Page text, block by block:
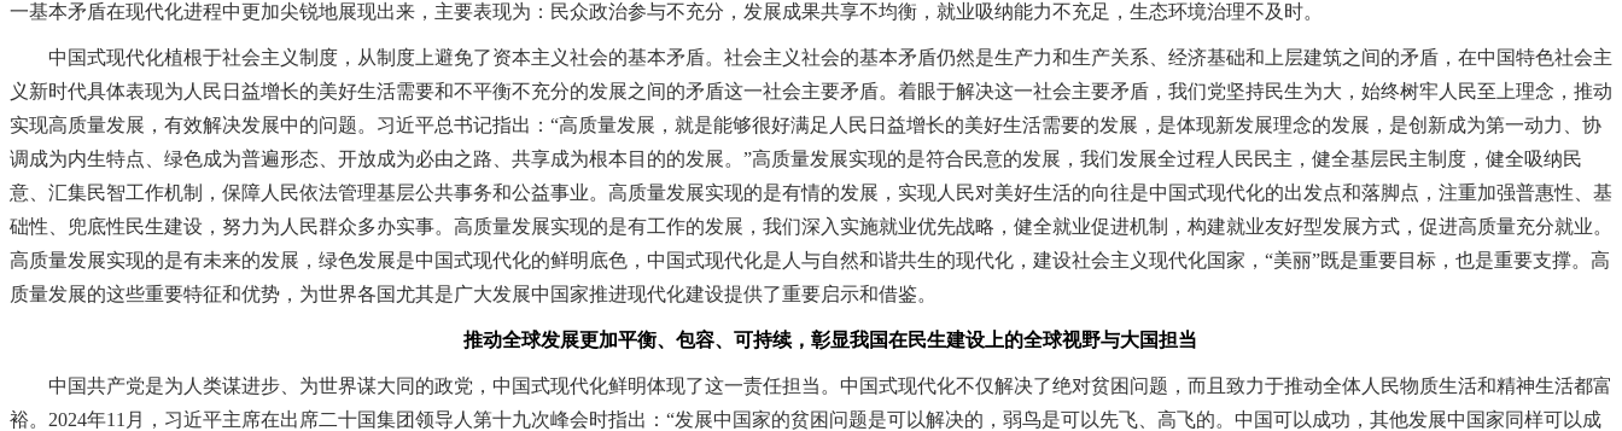
一基本矛盾在现代化进程中更加尖锐地展现出来，主要表现为：民众政治参与不充分，发展成果共享不均衡，就业吸纳能力不充足，生态环境治理不及时。
中国式现代化植根于社会主义制度，从制度上避免了资本主义社会的基本矛盾。社会主义社会的基本矛盾仍然是生产力和生产关系、经济基础和上层建筑之间的矛盾，在中国特色社会主
义新时代具体表现为人民日益增长的美好生活需要和不平衡不充分的发展之间的矛盾这一社会主要矛盾。着眼于解决这一社会主要矛盾，我们党坚持民生为大，始终树牢人民至上理念，推动
实现高质量发展，有效解决发展中的问题。习近平总书记指出：“高质量发展，就是能够很好满足人民日益增长的美好生活需要的发展，是体现新发展理念的发展，是创新成为第一动力、协
调成为内生特点、绿色成为普遍形态、开放成为必由之路、共享成为根本目的的发展。”高质量发展实现的是符合民意的发展，我们发展全过程人民民主，健全基层民主制度，健全吸纳民
意、汇集民智工作机制，保障人民依法管理基层公共事务和公益事业。高质量发展实现的是有情的发展，实现人民对美好生活的向往是中国式现代化的出发点和落脚点，注重加强普惠性、基
础性、兜底性民生建设，努力为人民群众多办实事。高质量发展实现的是有工作的发展，我们深入实施就业优先战略，健全就业促进机制，构建就业友好型发展方式，促进高质量充分就业。
高质量发展实现的是有未来的发展，绿色发展是中国式现代化的鲜明底色，中国式现代化是人与自然和谐共生的现代化，建设社会主义现代化国家，“美丽”既是重要目标，也是重要支撑。高
质量发展的这些重要特征和优势，为世界各国尤其是广大发展中国家推进现代化建设提供了重要启示和借鉴。
推动全球发展更加平衡、包容、可持续，彰显我国在民生建设上的全球视野与大国担当
中国共产党是为人类谋进步、为世界谋大同的政党，中国式现代化鲜明体现了这一责任担当。中国式现代化不仅解决了绝对贫困问题，而且致力于推动全体人民物质生活和精神生活都富
裕。2024年11月，习近平主席在出席二十国集团领导人第十九次峰会时指出：“发展中国家的贫困问题是可以解决的，弱鸟是可以先飞、高飞的。中国可以成功，其他发展中国家同样可以成